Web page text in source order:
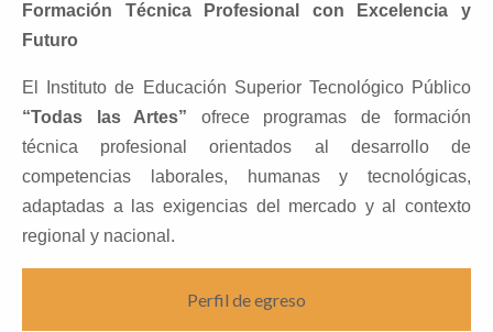
Formación Técnica Profesional con Excelencia y
Futuro
El Instituto de Educación Superior Tecnológico Público
“Todas las Artes” ofrece programas de formación
técnica profesional orientados al desarrollo de
competencias laborales, humanas y tecnológicas,
adaptadas a las exigencias del mercado y al contexto
regional y nacional.
Perfil de egreso